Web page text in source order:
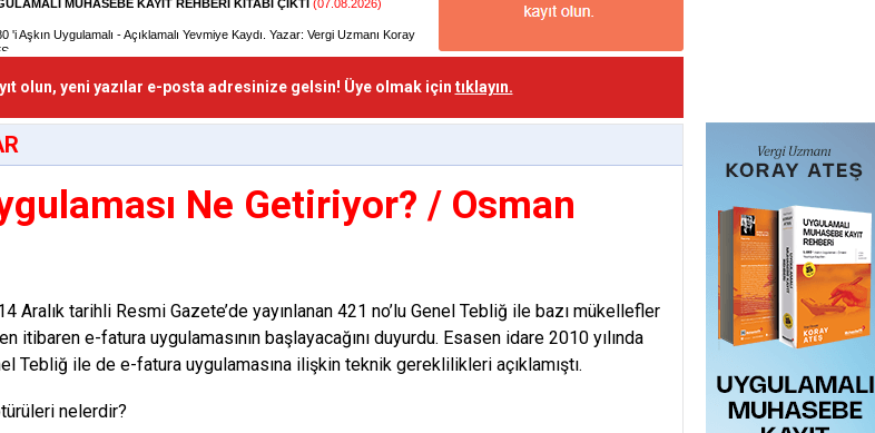
olun, yeni yazılar e-posta adresinize gelsin! Üye olmak için tıklayın.
Ne Getiriyor? / Osman
Aralık tarihli Resmi Gazete’de yayınlanan 421 no’lu Genel Tebliğ ile bazı mükellefler
itibaren e-fatura uygulamasının başlayacağını duyurdu. Esasen idare 2010 yılında
Tebliğ ile de e-fatura uygulamasına ilişkin teknik gereklilikleri açıklamıştı.
nelerdir?